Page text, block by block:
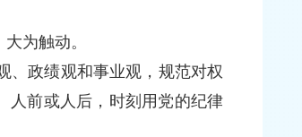
为触动。
、政绩观和事业观，规范对权
人前或人后，时刻用党的纪律